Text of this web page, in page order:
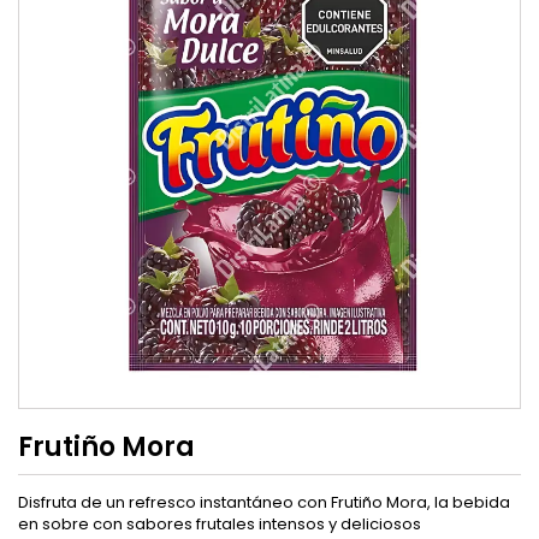
Frutiño Mora
Disfruta de un refresco instantáneo con Frutiño Mora, la bebida
en sobre con sabores frutales intensos y deliciosos